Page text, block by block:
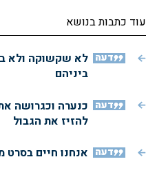
עוד כתבות בנושא
דעה לא שקשוקה ולא
ביניהם
דעה כנערה וכגרושה
להזיז את הגבול
דעה אנחנו חיים בסרט